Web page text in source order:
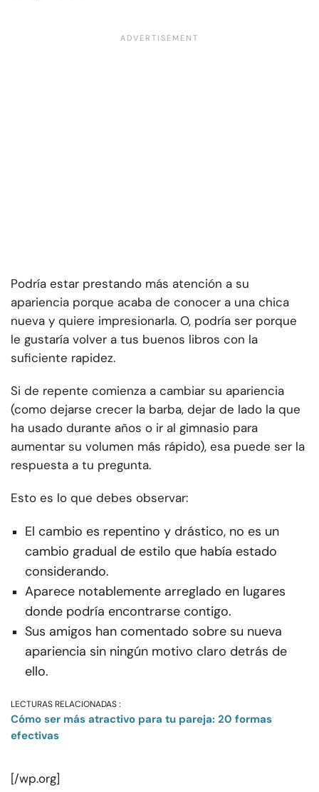
Podría estar prestando más atención a su
apariencia porque acaba de conocer a una chica
nueva y quiere impresionarla. O, podría ser porque
le gustaría volver a tus buenos libros con la
suficiente rapidez.
Si de repente comienza a cambiar su apariencia
(como dejarse crecer la barba, dejar de lado la que
ha usado durante años o ir al gimnasio para
aumentar su volumen más rápido), esa puede ser la
respuesta a tu pregunta.
Esto es lo que debes observar:
El cambio es repentino y drástico, no es un
cambio gradual de estilo que había estado
considerando.
Aparece notablemente arreglado en lugares
donde podría encontrarse contigo.
Sus amigos han comentado sobre su nueva
apariencia sin ningún motivo claro detrás de
ello.
LECTURAS RELACIONADAS :
Cómo ser más atractivo para tu pareja: 20 formas
efectivas
[/wp.org]